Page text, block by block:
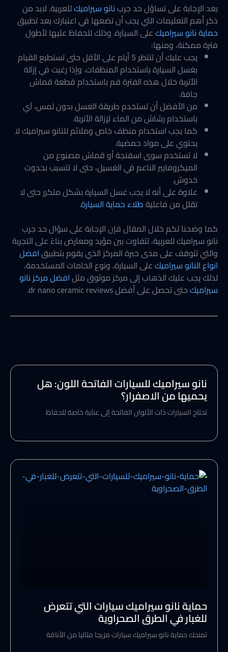
بعد الإجابة على تساؤل حد جربنانو سيراميكللعربية. لابد من
ذكر أهم التعليمات التي يجب أن تضعها في اعتبارك بعد تطبيق
حماية نانو سيراميكعلى السيارة. وذلك للحفاظ عليها لأطول
فترة ممكنة، ومنها:
يجب عليك أن تنتظر 5 أيام على الأقل حتى تستطيع القيام
بغسل السيارة باستخدام المنظفات. وإذا رغبت في إزالة
الأتربة خلال هذه الفترة قم باستخدام قطعة قماش
جافة.
من الأفضل أن تستخدم طريقة الغسل بدون لمس، آي
باستخدام رشاش من الماء لإزالة الأتربة.
كما يجب استخدام منظف خاص وملائم للنانو سيراميك لا
يحتوي على مواد حمضية.
لا تستخدم سوى اسفنجة أو قماش مصنوع من
الميكروفايبر الناعم في الغسيل، حتى لا تتسبب بحدوث
خدوش.
علاوة على أنه لا يجب غسل السيارة بشكل متكرر حتى لا
تقلل من فاعليةطلاء حماية السيارة.
كما وضحنا لكم خلال المقال فإن الإجابة على سؤال حد جرب
نانو سيراميك للعربية، تتفاوت بين مؤيد ومعارض بناءً على التجربة
والتي تتوقف على مدى خبرة المركز الذي يقوم بتطبيقافضل
انواع النانو سيراميكعلى السيارة، ونوع الخامات المستخدمة،
لذلك يجب عليك الذهاب إلى مركز موثوق مثلافضل مركز نانو
سيراميكحتى تحصل على أفضل dr nano ceramic reviews.
نانو سيراميك للسيارات الفاتحة اللون: هل
يحميها من الاصفرار؟
تحتاج السيارات ذات الألوان الفاتحة إلى عناية خاصة للحفاظ
حماية نانو سيراميك سيارات التي تتعرض
للغبار في الطرق الصحراوية
تمنحك حماية نانو سيراميك سيارات مزيجا مثاليا من الأناقة